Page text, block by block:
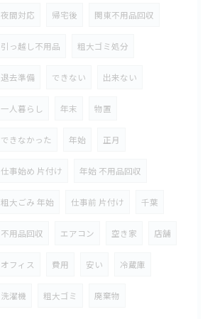
夜間対応 帰宅後 関東不用品回収
引っ越し不用品 粗大ゴミ処分
退去準備 できない 出来ない
一人暮らし 年末 物置
できなかった 年始 正月
仕事始め 片付け 年始 不用品回収
粗大ごみ 年始 仕事前 片付け 千葉
不用品回収 エアコン 空き家 店舗
オフィス 費用 安い 冷蔵庫
洗濯機 粗大ゴミ 廃棄物